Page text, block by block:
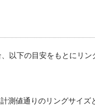
以下の目安をもとにリ
値通りのリングサイズと